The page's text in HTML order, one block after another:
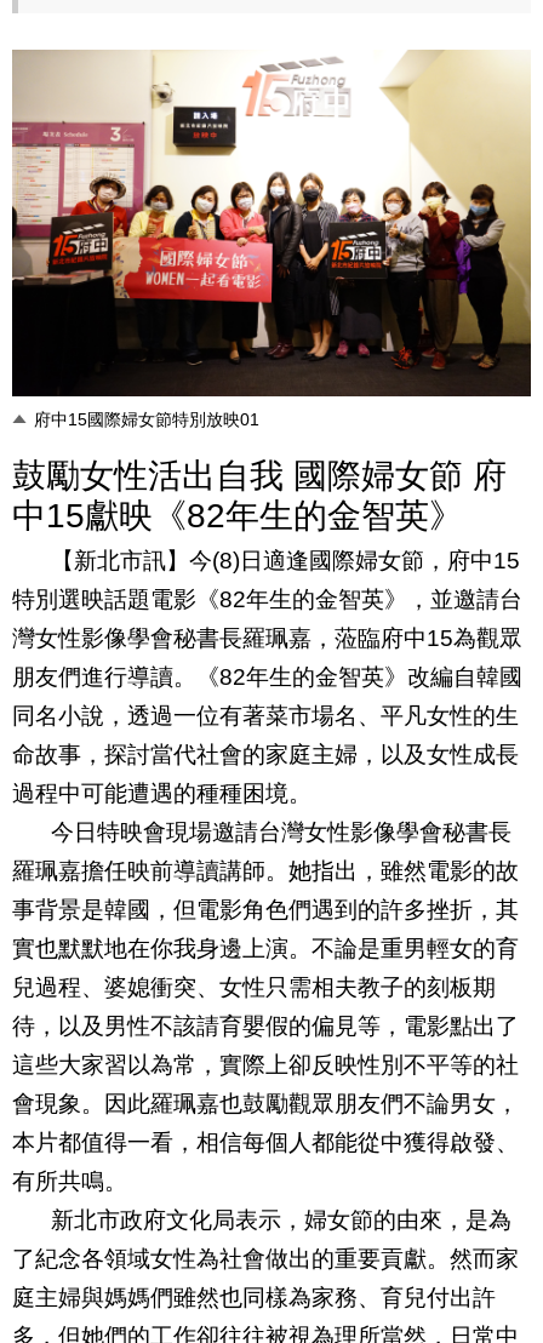
府中15國際婦女節特別放映01
鼓勵女性活出自我 國際婦女節 府
中15獻映《82年生的金智英》
【新北市訊】今(8)日適逢國際婦女節，府中15
特別選映話題電影《82年生的金智英》，並邀請台
灣女性影像學會秘書長羅珮嘉，蒞臨府中15為觀眾
朋友們進行導讀。《82年生的金智英》改編自韓國
同名小說，透過一位有著菜市場名、平凡女性的生
命故事，探討當代社會的家庭主婦，以及女性成長
過程中可能遭遇的種種困境。
今日特映會現場邀請台灣女性影像學會秘書長
羅珮嘉擔任映前導讀講師。她指出，雖然電影的故
事背景是韓國，但電影角色們遇到的許多挫折，其
實也默默地在你我身邊上演。不論是重男輕女的育
兒過程、婆媳衝突、女性只需相夫教子的刻板期
待，以及男性不該請育嬰假的偏見等，電影點出了
這些大家習以為常，實際上卻反映性別不平等的社
會現象。因此羅珮嘉也鼓勵觀眾朋友們不論男女，
本片都值得一看，相信每個人都能從中獲得啟發、
有所共鳴。
新北市政府文化局表示，婦女節的由來，是為
了紀念各領域女性為社會做出的重要貢獻。然而家
庭主婦與媽媽們雖然也同樣為家務、育兒付出許
多，但她們的工作卻往往被視為理所當然，日常中